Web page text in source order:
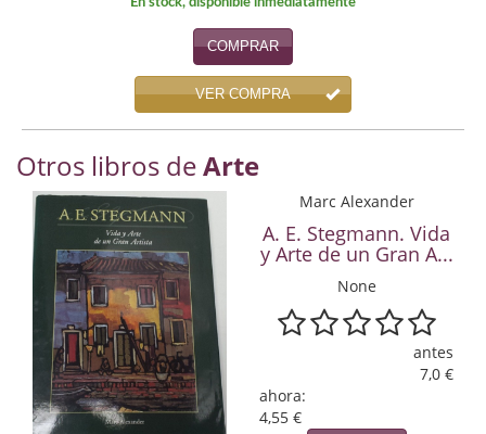
Ensayo literario
Filosofía
Física y Química
Física y química
Guerra Civil Española
Historia
COMPRAR
VER COMPRA
Otros libros deArte
Marc Alexander
A. E. Stegmann. Vida
y Arte de un Gran A...
None
antes
7,0 €
ahora:
4,55 €